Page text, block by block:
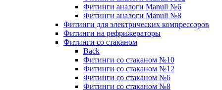
Фитинги аналоги Manuli №6
Фитинги аналоги Manuli №8
Фитинги для электрических компрессоров
Фитинги на рефрижераторы
Фитинги со стаканом
Back
Фитинги со стаканом №10
Фитинги со стаканом №12
Фитинги со стаканом №6
Фитинги со стаканом №8